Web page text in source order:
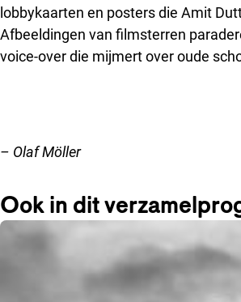
lobbykaarten en posters die Amit
Afbeeldingen van filmsterren
voice-over die mijmert over oude
– Olaf Möller
Ook in dit